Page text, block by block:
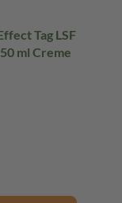
Tag LSF
ml Creme